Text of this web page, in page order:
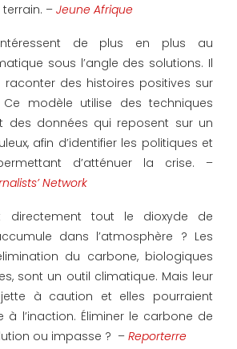
– Jeune Afrique
de plus en plus au
sous l’angle des solutions. Il
raconter des histoires positives sur
Ce modèle utilise des techniques
des données qui reposent sur un
afin d’identifier les politiques et
d’atténuer la crise. –
Network
directement tout le dioxyde de
dans l’atmosphère ? Les
du carbone, biologiques
sont un outil climatique. Mais leur
à caution et elles pourraient
à l’inaction. Éliminer le carbone de
ou impasse ? – Reporterre